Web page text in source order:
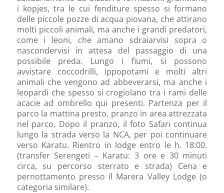
i kopjes, tra le cui fenditure spesso si formano
delle piccole pozze di acqua piovana, che attirano
molti piccoli animali, ma anche i grandi predatori,
come i leoni, che amano sdraiarvisi sopra o
nascondervisi in attesa del passaggio di una
possibile preda. Lungo i fiumi, si possono
avvistare coccodrilli, ippopotami e molti altri
animali che vengono ad abbeverarsi, ma anche i
leopardi che spesso si crogiolano tra i rami delle
acacie ad ombrello qui presenti. Partenza per il
parco la mattina presto, pranzo in area attrezzata
nel parco. Dopo il pranzo, il foto Safari continua
lungo la strada verso la NCA, per poi continuare
verso Karatu. Rientro in lodge entro le h. 18:00.
(transfer Serengeti – Karatu: 3 ore e 30 minuti
circa, su percorso sterrato e strada) Cena e
pernottamento presso il Marera Valley Lodge (o
categoria similare).